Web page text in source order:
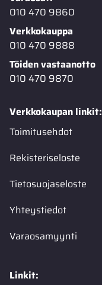
010 470 9860
Verkkokauppa
010 470 9888
Töiden vastaanotto
010 470 9870
Verkkokaupan linkit:
Toimitusehdot
Rekisteriseloste
Tietosuojaseloste
Yhteystiedot
Varaosamyynti
Linkit: